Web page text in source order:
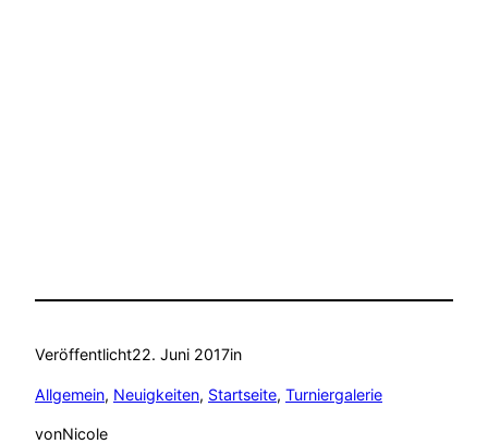
Veröffentlicht22. Juni 2017in
Allgemein, Neuigkeiten, Startseite, Turniergalerie
vonNicole